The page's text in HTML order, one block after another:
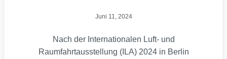
Juni 11, 2024
Nach der Internationalen Luft- und
Raumfahrtausstellung (ILA) 2024 in Berlin